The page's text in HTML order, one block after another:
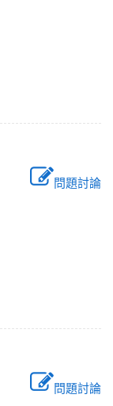
問題討論
問題討論